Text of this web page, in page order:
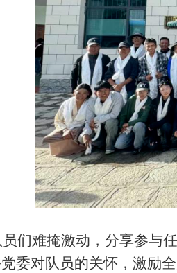
难掩激动，分享参与任
委对队员的关怀，激励